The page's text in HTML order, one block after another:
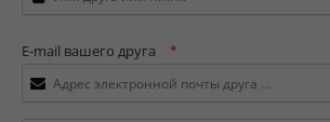
E-mail вашего друга *